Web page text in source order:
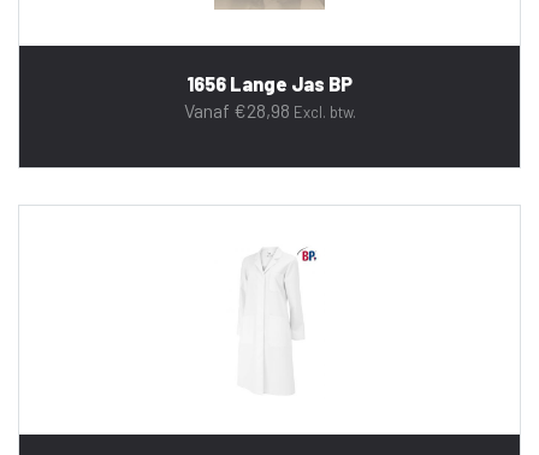
1656 Lange Jas BP
Vanaf €28,98 Excl. btw.